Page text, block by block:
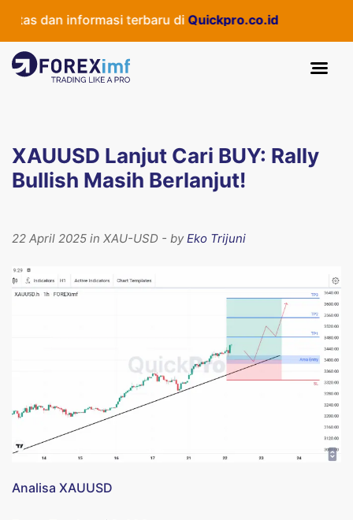
dan informasi terbaru di Quickpro.co.id
XAUUSD Lanjut Cari BUY: Rally
Bullish Masih Berlanjut!
22 April 2025 in XAU-USD - byEko Trijuni
Analisa XAUUSD